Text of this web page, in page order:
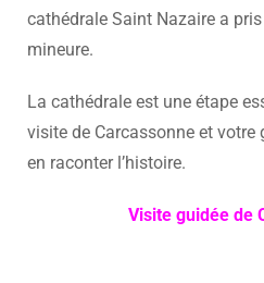
cathédrale Saint Nazaire a
mineure.
La cathédrale est une étape
visite de Carcassonne et
en raconter l’histoire.
Visite guidée de